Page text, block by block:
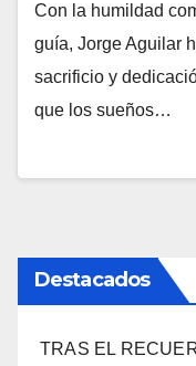
Con la humildad
guía, Jorge Aguilar
sacrificio y
que los sueños…
Destacados
TRAS EL